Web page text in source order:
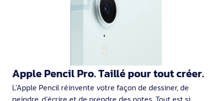
Apple Pencil Pro. Taillé pour tout créer.
L’Apple Pencil réinvente votre façon de dessiner, de